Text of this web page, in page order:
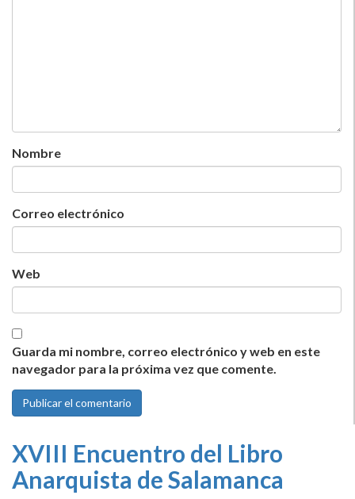
Nombre
Correo electrónico
Web
Guarda mi nombre, correo electrónico y web en este
navegador para la próxima vez que comente.
XVIII Encuentro del Libro
Anarquista de Salamanca